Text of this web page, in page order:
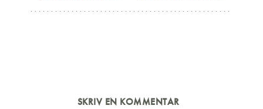
SKRIV EN KOMMENTAR